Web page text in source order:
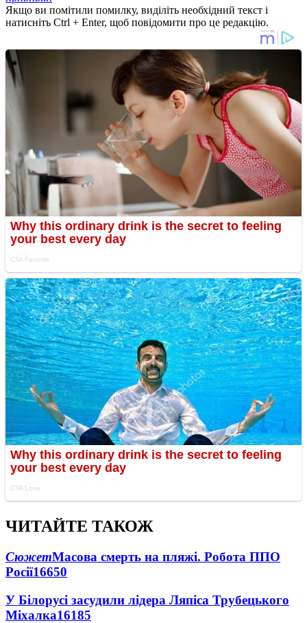
Якщо ви помітили помилку, виділіть необхідний текст і
натисніть Ctrl + Enter, щоб повідомити про це редакцію.
ЧИТАЙТЕ ТАКОЖ
СюжетМасова смерть на пляжі. Робота ППО
Росії16650
У Білорусі засудили лідера Ляпіса Трубецького
Міхалка16185